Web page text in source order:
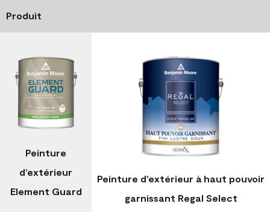
Produit
Peinture
d’extérieur
Element Guard
Peinture d’extérieur à haut pouvoir
garnissant Regal Select